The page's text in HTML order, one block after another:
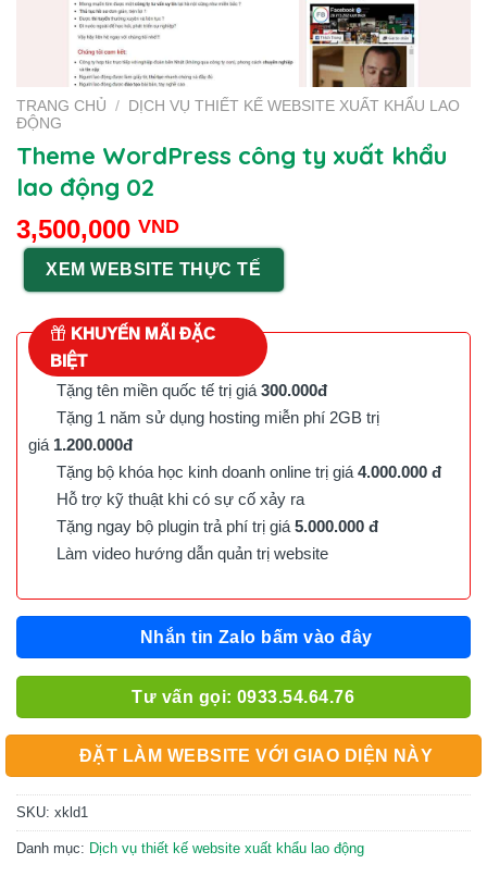
TRANG CHỦ /
DỊCH VỤ THIẾT KẾ WEBSITE XUẤT KHẨU LAO
ĐỘNG
Theme WordPress công ty xuất khẩu
lao động 02
3,500,000 VND
XEM WEBSITE THỰC TẾ
KHUYẾN MÃI ĐẶC
BIỆT
Tặng tên miền quốc tế trị giá 300.000đ
Tặng 1 năm sử dụng hosting miễn phí 2GB trị
giá 1.200.000đ
Tặng bộ khóa học kinh doanh online trị giá 4.000.000 đ
Hỗ trợ kỹ thuật khi có sự cố xảy ra
Tặng ngay bộ plugin trả phí trị giá 5.000.000 đ
Làm video hướng dẫn quản trị website
Nhắn tin Zalo bấm vào đây
Tư vấn gọi: 0933.54.64.76
ĐẶT LÀM WEBSITE VỚI GIAO DIỆN NÀY
SKU: xkld1
Danh mục: Dịch vụ thiết kế website xuất khẩu lao động